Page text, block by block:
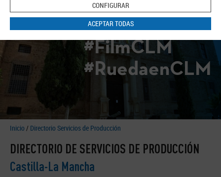
CONFIGURAR
ACEPTAR TODAS
#FilmCLM
#RuedaenCLM
Inicio / Directorio Servicios de Producción
DIRECTORIO DE SERVICIOS DE PRODUCCIÓN
Castilla-La Mancha